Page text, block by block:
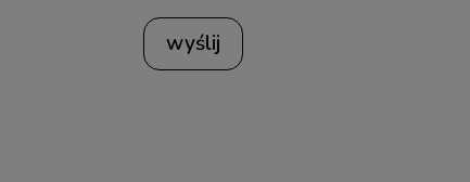
wyślij